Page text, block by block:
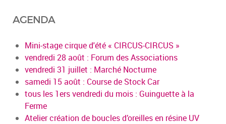
AGENDA
Mini-stage cirque d'été « CIRCUS-CIRCUS »
vendredi 28 août : Forum des Associations
vendredi 31 juillet : Marché Nocturne
samedi 15 août : Course de Stock Car
tous les 1ers vendredi du mois : Guinguette à la
Ferme
Atelier création de boucles d’oreilles en résine UV